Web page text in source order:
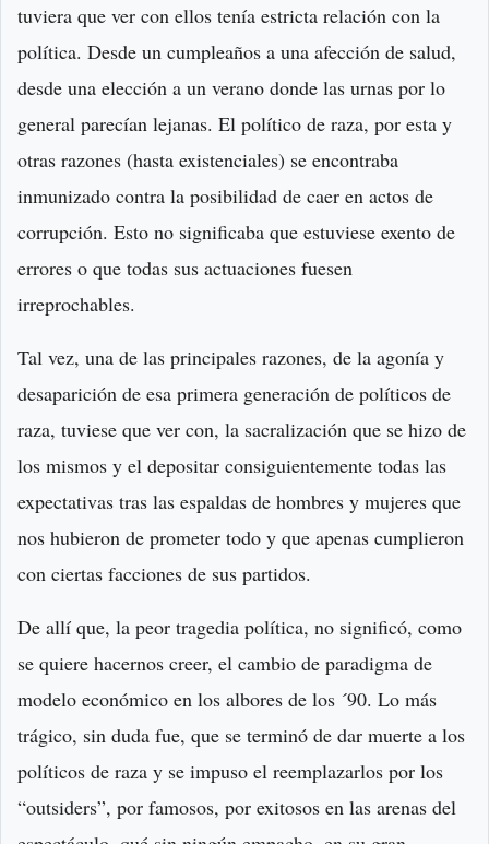
tuviera que ver con ellos tenía estricta relación con la
política. Desde un cumpleaños a una afección de salud,
desde una elección a un verano donde las urnas por lo
general parecían lejanas. El político de raza, por esta y
otras razones (hasta existenciales) se encontraba
inmunizado contra la posibilidad de caer en actos de
corrupción. Esto no significaba que estuviese exento de
errores o que todas sus actuaciones fuesen
irreprochables.
Tal vez, una de las principales razones, de la agonía y
desaparición de esa primera generación de políticos de
raza, tuviese que ver con, la sacralización que se hizo de
los mismos y el depositar consiguientemente todas las
expectativas tras las espaldas de hombres y mujeres que
nos hubieron de prometer todo y que apenas cumplieron
con ciertas facciones de sus partidos.
De allí que, la peor tragedia política, no significó, como
se quiere hacernos creer, el cambio de paradigma de
modelo económico en los albores de los ´90. Lo más
trágico, sin duda fue, que se terminó de dar muerte a los
políticos de raza y se impuso el reemplazarlos por los
“outsiders”, por famosos, por exitosos en las arenas del